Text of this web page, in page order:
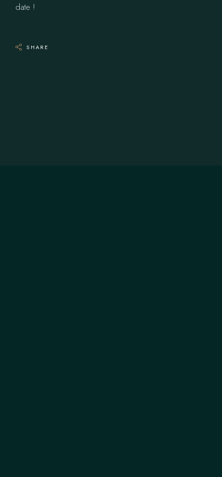
date !
SHARE